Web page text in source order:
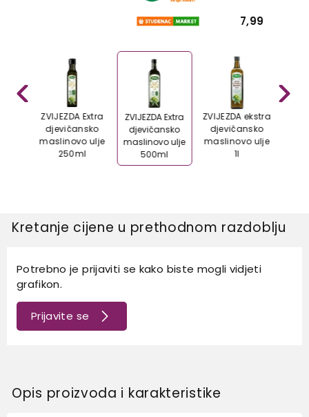
7,99
ZVIJEZDA Extra
djevičansko
maslinovo ulje
250ml
ZVIJEZDA Extra
djevičansko
maslinovo ulje
500ml
ZVIJEZDA ekstra
djevičansko
maslinovo ulje
1l
Kretanje cijene u prethodnom razdoblju
Potrebno je prijaviti se kako biste mogli vidjeti
grafikon.
Prijavite se
Opis proizvoda i karakteristike